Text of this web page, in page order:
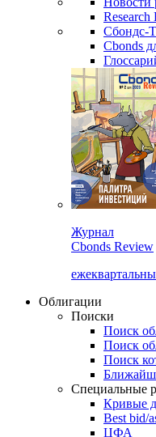
Research
Сбондс-
Cbonds
Журнал
Cbonds Review
Облигации
Поиски
Поиск
Поиск
Поиск
Специальные
Кривые
Best bid/
ЦФА